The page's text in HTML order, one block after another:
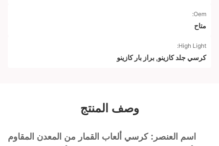
Oem:
متاح
High Light:
كرسي جلد كازينو, براز بار كازينو
وصف المنتج
اسم العنصر: كرسي ألعاب القمار من المعدن المقاوم